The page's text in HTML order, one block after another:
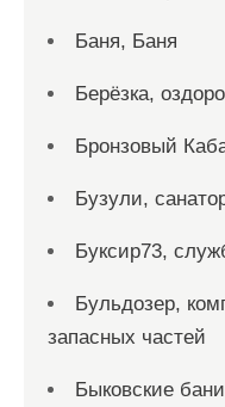
Баня, Баня
Берёзка,
Бронзовый
Бузули,
Буксир73,
Бульдозер,
запасных частей
Быковские бани